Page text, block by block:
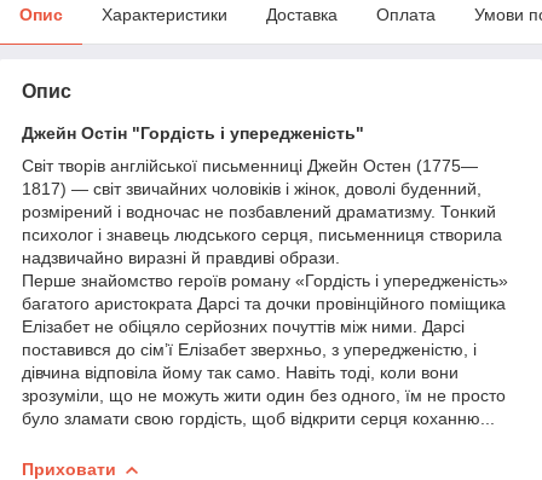
Опис Характеристики Доставка Оплата Умови
Опис
Джейн Остін "Гордість і упередженість"
Світ творів англійської письменниці Джейн Остен (1775—
1817) — світ звичайних чоловіків і жінок, доволі буденний,
розмірений і водночас не позбавлений драматизму. Тонкий
психолог і знавець людського серця, письменниця створила
надзвичайно виразні й правдиві образи.
Перше знайомство героїв роману «Гордість і упередженість»
багатого аристократа Дарсі та дочки провінційного поміщика
Елізабет не обіцяло серйозних почуттів між ними. Дарсі
поставився до сім’ї Елізабет зверхньо, з упередженістю, і
дівчина відповіла йому так само. Навіть тоді, коли вони
зрозуміли, що не можуть жити один без одного, їм не просто
було зламати свою гордість, щоб відкрити серця коханню...
Приховати